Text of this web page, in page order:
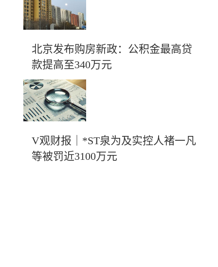
北京发布购房新政：公积金最高贷
款提高至340万元
V观财报｜*ST泉为及实控人褚一凡
等被罚近3100万元